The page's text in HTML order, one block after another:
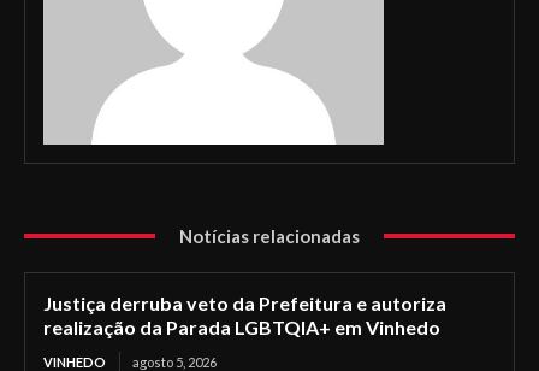
Notícias relacionadas
Justiça derruba veto da Prefeitura e autoriza
realização da Parada LGBTQIA+ em Vinhedo
VINHEDO agosto 5, 2026